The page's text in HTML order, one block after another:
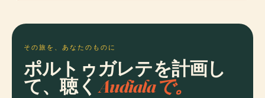
その旅を、あなたのものに
ポルトゥガレテを計画し
て、聴くAudialaで。